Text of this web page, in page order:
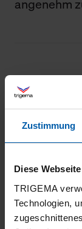
Zustimmung
Diese
TRIGEMA
Technologien,
angenehm